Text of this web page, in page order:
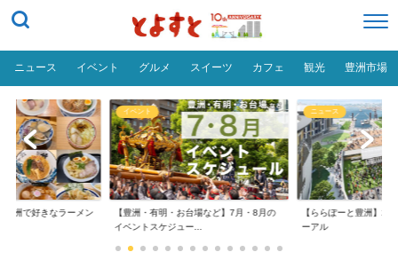
ニュース イベント グルメ スイーツ カフェ 観光 豊洲市場
豊洲で好きなラーメン
イベント
【豊洲・有明・お台場など】7月・8月の
イベントスケジュー...
ニュース
【ららぽーと豊洲】
ーアル